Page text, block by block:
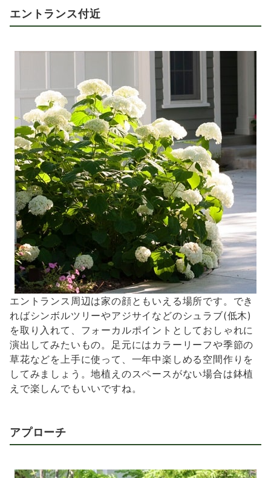
エントランス付近
エントランス周辺は家の顔ともいえる場所です。でき
ればシンボルツリーやアジサイなどのシュラブ(低木)
を取り入れて、フォーカルポイントとしておしゃれに
演出してみたいもの。足元にはカラーリーフや季節の
草花などを上手に使って、一年中楽しめる空間作りを
してみましょう。地植えのスペースがない場合は鉢植
えで楽しんでもいいですね。
アプローチ